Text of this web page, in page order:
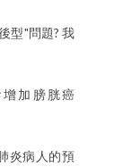
型"問題? 我
增加膀胱癌
炎病人的預